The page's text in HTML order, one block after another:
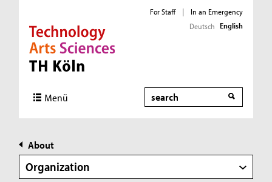
Direkt zur Hauptnavigation
Direkt zur Subnavigation
Direkt zum Inhalt
Direkt zum Fußbereich
For Staff |
In an Emergency
Deutsch English
Menü Search
About
Organization